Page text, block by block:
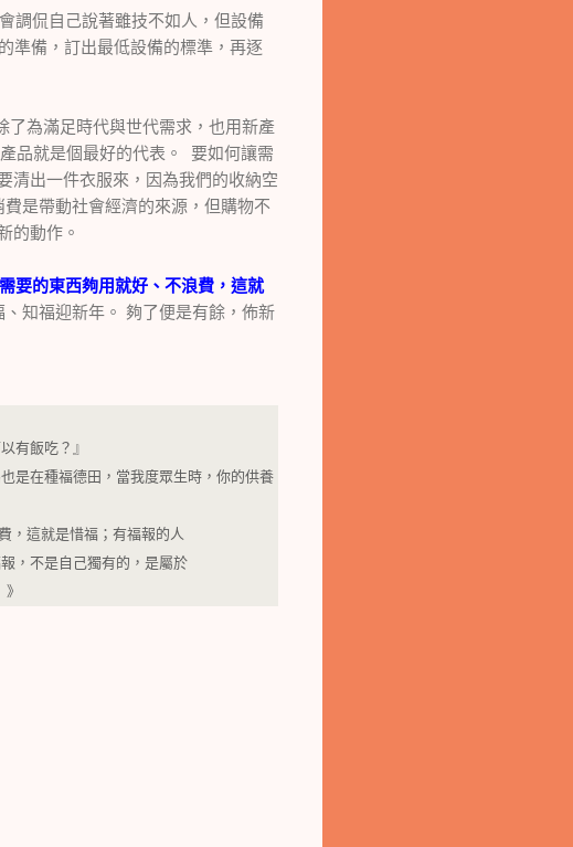
侃自己說著雖技不如人，但設備
準備，訂出最低設備的標準，再逐
為滿足時代與世代需求，也用新產
品就是個最好的代表。 要如何讓需
清出一件衣服來，因為我們的收納空
是帶動社會經濟的來源，但購物不
的動作。
需要的東西夠用就好、不浪費，這就
知福迎新年。 夠了便是有餘，佈新
有飯吃？』
是在種福德田，當我度眾生時，你的供養
，這就是惜福；有福報的人
，不是自己獨有的，是屬於
》